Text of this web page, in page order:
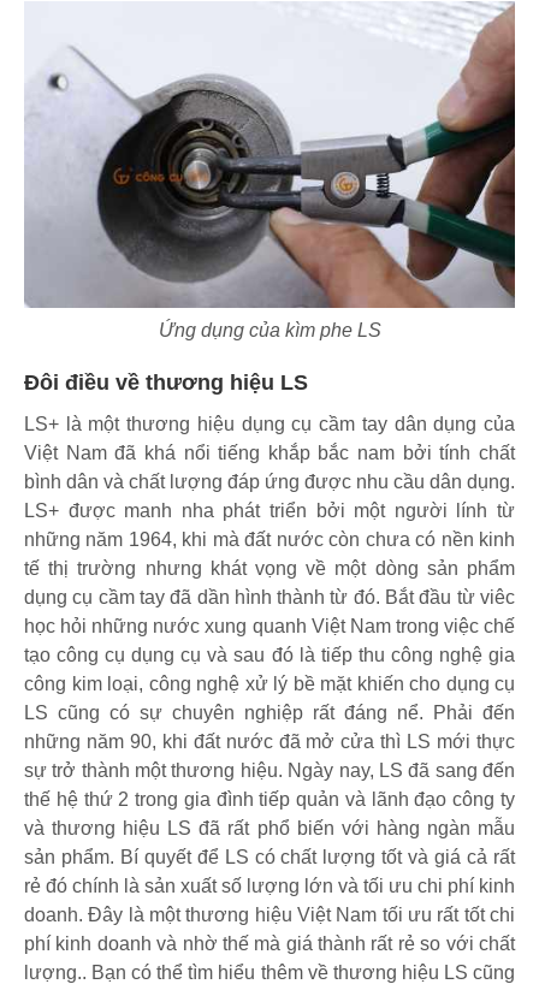
Ứng dụng của kìm phe LS
Đôi điều về thương hiệu LS
LS+ là một thương hiệu dụng cụ cầm tay dân dụng của
Việt Nam đã khá nổi tiếng khắp bắc nam bởi tính chất
bình dân và chất lượng đáp ứng được nhu cầu dân dụng.
LS+ được manh nha phát triển bởi một người lính từ
những năm 1964, khi mà đất nước còn chưa có nền kinh
tế thị trường nhưng khát vọng về một dòng sản phẩm
dụng cụ cầm tay đã dần hình thành từ đó. Bắt đầu từ viêc
học hỏi những nước xung quanh Việt Nam trong việc chế
tạo công cụ dụng cụ và sau đó là tiếp thu công nghệ gia
công kim loại, công nghệ xử lý bề mặt khiến cho dụng cụ
LS cũng có sự chuyên nghiệp rất đáng nể. Phải đến
những năm 90, khi đất nước đã mở cửa thì LS mới thực
sự trở thành một thương hiệu. Ngày nay, LS đã sang đến
thế hệ thứ 2 trong gia đình tiếp quản và lãnh đạo công ty
và thương hiệu LS đã rất phổ biến với hàng ngàn mẫu
sản phẩm. Bí quyết để LS có chất lượng tốt và giá cả rất
rẻ đó chính là sản xuất số lượng lớn và tối ưu chi phí kinh
doanh. Đây là một thương hiệu Việt Nam tối ưu rất tốt chi
phí kinh doanh và nhờ thế mà giá thành rất rẻ so với chất
lượng.. Bạn có thể tìm hiểu thêm về thương hiệu LS cũng